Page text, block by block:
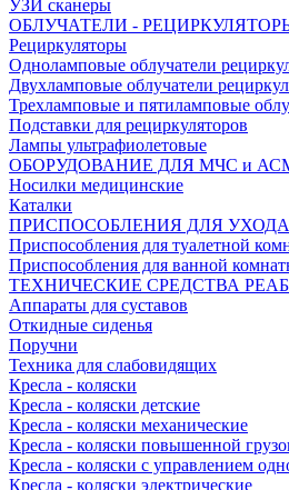
УЗИ сканеры
ОБЛУЧАТЕЛИ -
Рециркуляторы
Одноламповые облучатели
Двухламповые облучатели
Трехламповые и пятиламповые
Подставки для рециркуляторов
Лампы ультрафиолетовые
ОБОРУДОВАНИЕ ДЛЯ МЧС и
Носилки медицинские
Каталки
ПРИСПОСОБЛЕНИЯ ДЛЯ
Приспособления для туалетной
Приспособления для ванной
ТЕХНИЧЕСКИЕ СРЕДСТВА
Аппараты для суставов
Откидные сиденья
Поручни
Техника для слабовидящих
Кресла - коляски
Кресла - коляски детские
Кресла - коляски механические
Кресла - коляски повышенной
Кресла - коляски с управлением
Кресла - коляски электрические